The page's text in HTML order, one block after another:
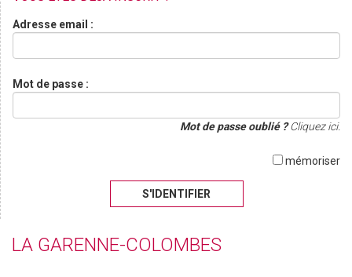
Adresse email :
Mot de passe :
Mot de passe oublié ?Cliquez ici.
mémoriser
S'IDENTIFIER
LA GARENNE-COLOMBES